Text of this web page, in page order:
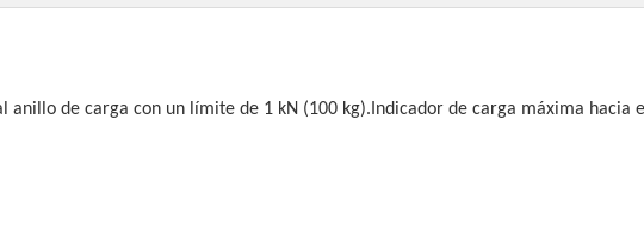
anillo de carga con un límite de 1 kN (100 kg).Indicador de carga máxima hacia